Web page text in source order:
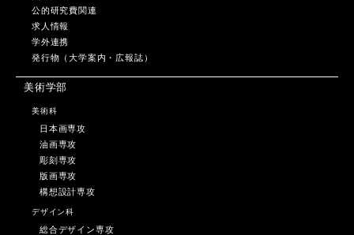
公的研究費関連
求人情報
学外連携
発行物（大学案内・広報誌）
美術学部
美術科
日本画専攻
油画専攻
彫刻専攻
版画専攻
構想設計専攻
デザイン科
総合デザイン専攻